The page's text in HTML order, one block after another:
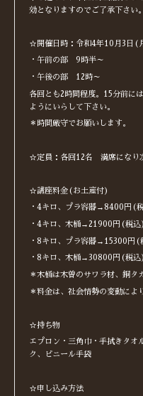
効となりますのでご了承下さい。
☆開催日時：令和4年10月3日(
・午前の部 9時半～
・午後の部 12時～
各回とも2時間程度。15分前に
ようにいらして下さい。
＊時間厳守でお願いします。
☆定員：各回12名 満席になり
☆講座料金(お土産付)
・4キロ、プラ容器→8400円(
・4キロ、木桶→21900円(税込)
・8キロ、プラ容器→15300円(
・8キロ、木桶→30800円(税込)
＊木桶は木曽のサワラ材、銅タ
＊料金は、社会情勢の変動によ
☆持ち物
エプロン・三角巾・手拭きタオ
ク、ビニール手袋
☆申し込み方法